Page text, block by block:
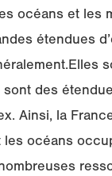
océans et les
étendues
des
Ainsi, la
océans